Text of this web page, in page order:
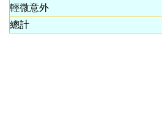
輕微意外
總計